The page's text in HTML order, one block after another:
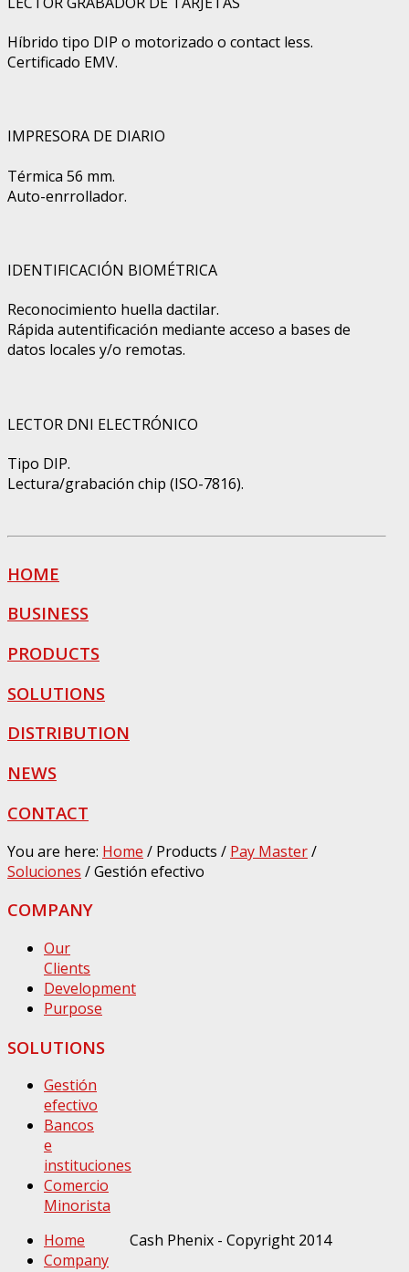
Híbrido tipo DIP o motorizado o contact less.
Certificado EMV.
IMPRESORA DE DIARIO
Térmica 56 mm.
Auto-enrrollador.
IDENTIFICACIÓN BIOMÉTRICA
Reconocimiento huella dactilar.
Rápida autentificación mediante acceso a bases de
datos locales y/o remotas.
LECTOR DNI ELECTRÓNICO
Tipo DIP.
Lectura/grabación chip (ISO-7816).
HOME
BUSINESS
PRODUCTS
SOLUTIONS
DISTRIBUTION
NEWS
CONTACT
You are here: Home / Products / Pay Master/
Soluciones /Gestión efectivo
COMPANY
Our
Clients
Development
Purpose
SOLUTIONS
Gestión
efectivo
Bancos
e
instituciones
Comercio
Minorista
Cash Phenix - Copyright 2014
Home
Company